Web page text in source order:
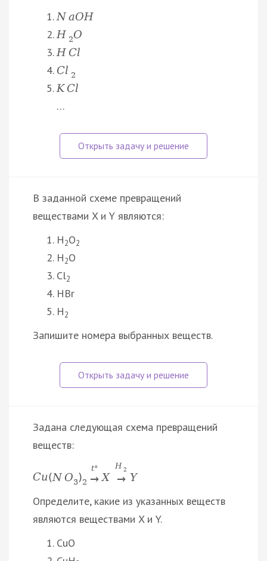
NaOH
H 2O
H Cl
Cl 2
K Cl
…
В заданной схеме превращений
веществами X и Y являются:
H2O2
H2O
Cl2
HBr
H2
Запишите номера выбранных веществ.
Задана следующая схема превращений
веществ:
Cu(N O3)2
t°
→ X
H 2
→ Y
Определите, какие из указанных веществ
являются веществами X и Y.
CuO